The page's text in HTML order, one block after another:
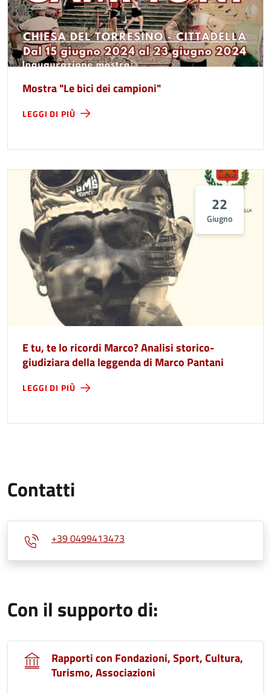
Mostra "Le bici dei campioni"
LEGGI DI PIÙ
22
Giugno
E tu, te lo ricordi Marco? Analisi storico-
giudiziara della leggenda di Marco Pantani
LEGGI DI PIÙ
Contatti
+39 0499413473
Con il supporto di:
Rapporti con Fondazioni, Sport, Cultura,
Turismo, Associazioni